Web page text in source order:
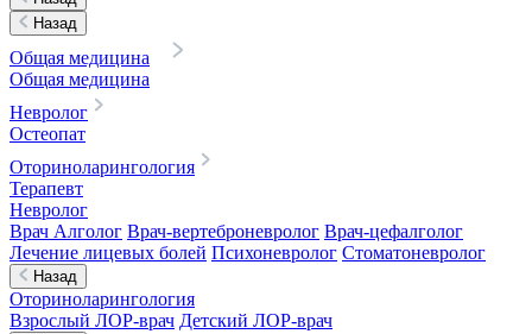
Назад
Общая медицина
Общая медицина
Невролог
Остеопат
Оториноларингология
Терапевт
Невролог
Врач Алголог Врач-вертеброневролог Врач-цефалголог
Лечение лицевых болей Психоневролог Стоматоневролог
Назад
Оториноларингология
Взрослый ЛОР-врач Детский ЛОР-врач